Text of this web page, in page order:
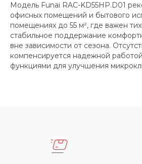
Модель Funai RAC-KD55HP.D01
офисных помещений и бытового
помещениях до 55 м², где важен
стабильное поддержание
вне зависимости от сезона.
компенсируется надежной
функциями для улучшения